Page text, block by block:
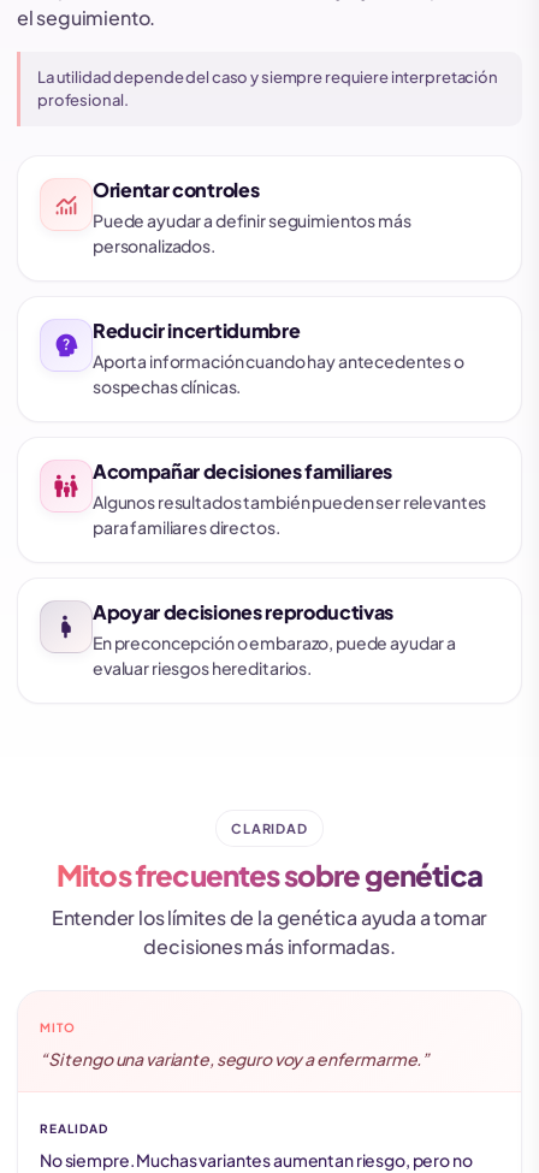
el seguimiento.
La utilidad depende del caso y siempre requiere interpretación
profesional.
monitoring Orientar controles
Puede ayudar a definir seguimientos más
personalizados.
psychology_alt Reducir incertidumbre
Aporta información cuando hay antecedentes o
sospechas clínicas.
family_restroom Acompañar decisiones familiares
Algunos resultados también pueden ser relevantes
para familiares directos.
pregnancy Apoyar decisiones reproductivas
En preconcepción o embarazo, puede ayudar a
evaluar riesgos hereditarios.
CLARIDAD
Mitos frecuentes sobre genética
Entender los límites de la genética ayuda a tomar
decisiones más informadas.
MITO
“Si tengo una variante, seguro voy a enfermarme.”
REALIDAD
No siempre. Muchas variantes aumentan riesgo, pero no